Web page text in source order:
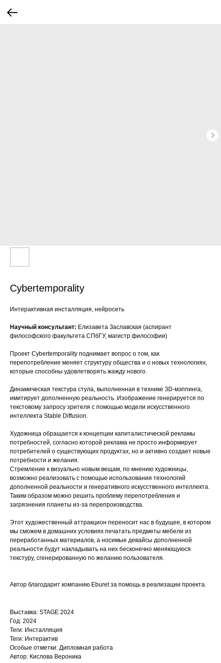
Cybertemporality
Интерактивная инсталляция, нейросеть
Научный консультант: Елизавета Заславская (аспирант
философского факультета СПбГУ, магистр философии)
Проект Cybertemporality поднимает вопрос о том, как
перепотребление меняет структуру общества и о новых технологиях,
которые способны удовлетворять жажду нового.
Динамическая текстура стула, выполненная в технике 3D-мэппинга,
имитирует дополненную реальность. Изображение генерируется по
текстовому запросу зрителя с помощью модели искусственного
интеллекта Stable Diffusion.
Художница обращается к концепции капиталистической рекламы
потребностей, согласно которой реклама не просто информирует
потребителей о существующих продуктах, но и активно создает новые
потребности и желания.
Стремление к визуально новым вещам, по мнению художницы,
возможно реализовать с помощью использования технологий
дополненной реальности и генеративного искусственного интеллекта.
Таким образом можно решить проблему перепотребления и
загрязнения планеты из-за перепроизводства.
Этот художественный аттракцион переносит нас в будущее, в котором
мы сможем в домашних условиях печатать предметы мебели из
переработанных материалов, а носимые девайсы дополненной
реальности будут накладывать на них бесконечно меняющуюся
текстуру, сгенерированную по желанию пользователя.
Автор благодарит компанию Eburet за помощь в реализации проекта.
Выставка: STAGE 2024
Год: 2024
Теги: Инсталляция
Теги: Интерактив
Особые отметки: Дипломная работа
Автор: Кислова Вероника